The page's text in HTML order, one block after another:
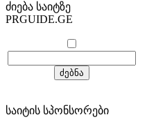
ძიება საიტზე
PRGUIDE.GE
საიტის სპონსორები